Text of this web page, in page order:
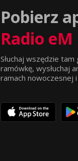
Pobierz
Radio eM
Słuchaj wszędzie
ramówkę, wysłuchaj
ramach nowoczesnej